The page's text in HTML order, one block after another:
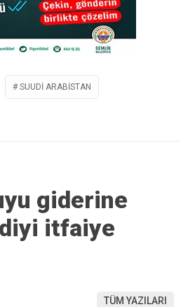
SUUDI ARABISTAN
giderine
itfaiye
TÜM YAZILARI